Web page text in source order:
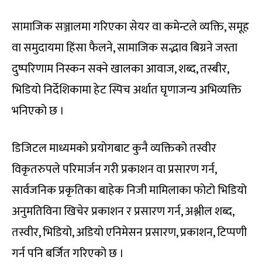
सामाजिक सञ्जालमा गरिएका सेयर वा कमेन्टले व्यक्ति, समूह
वा समुदायमा हिंसा फैलने, सामाजिक सद्भाव बिग्रने जस्ता
दुष्परिणाम निस्कन सक्ने खालका आवाज, शब्द, तस्बीर,
भिडियो निर्देशिकामा हेट स्पिच अर्थात घृणाजन्य अभिव्यक्ति
भनिएको छ ।
डिजिटल माध्यमको प्रयोगबाट कुनै व्यक्तिको तस्वीर
विकृतरुपले परिमार्जन गरी प्रकाशन वा प्रसारण गर्न,
सार्वजनिक प्रकृतिका बाहेक निजी मामिलाका फोटो भिडियो
अनुमतिविना खिचेर प्रकाशन र प्रसारण गर्न, अश्लील शब्द,
तस्वीर, भिडियो, अडियो एनिमेसन प्रसारण, प्रकाशन, टिप्पणी
गर्न पनि बर्जित गरिएको छ ।